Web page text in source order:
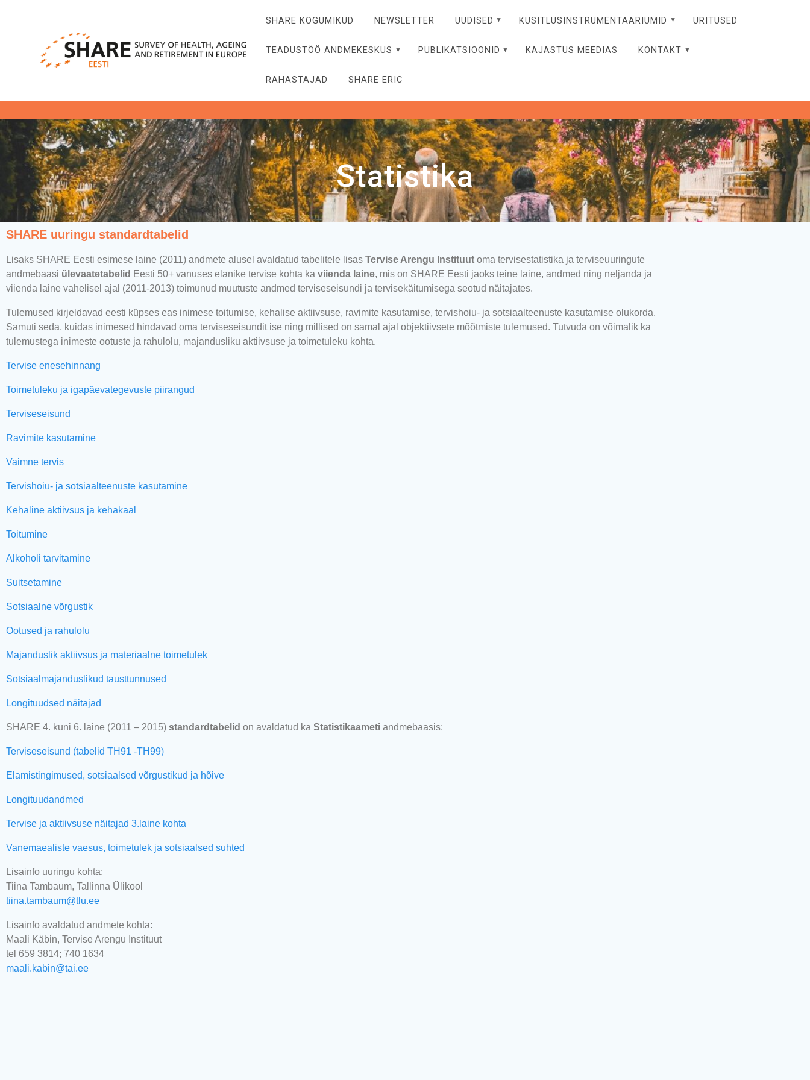
SHARE KOGUMIKUD NEWSLETTER UUDISED KÜSITLUSINSTRUMENTAARIUMID ÜRITUSED
TEADUSTÖÖ ANDMEKESKUS PUBLIKATSIOONID KAJASTUS MEEDIAS KONTAKT
RAHASTAJAD SHARE ERIC
Statistika
SHARE uuringu standardtabelid
Lisaks SHARE Eesti esimese laine (2011) andmete alusel avaldatud tabelitele lisas Tervise Arengu Instituut oma tervisestatistika ja terviseuuringute
andmebaasi ülevaatetabelid Eesti 50+ vanuses elanike tervise kohta ka viienda laine, mis on SHARE Eesti jaoks teine laine, andmed ning neljanda ja
viienda laine vahelisel ajal (2011-2013) toimunud muutuste andmed terviseseisundi ja tervisekäitumisega seotud näitajates.
Tulemused kirjeldavad eesti küpses eas inimese toitumise, kehalise aktiivsuse, ravimite kasutamise, tervishoiu- ja sotsiaalteenuste kasutamise olukorda.
Samuti seda, kuidas inimesed hindavad oma terviseseisundit ise ning millised on samal ajal objektiivsete mõõtmiste tulemused. Tutvuda on võimalik ka
tulemustega inimeste ootuste ja rahulolu, majandusliku aktiivsuse ja toimetuleku kohta.
Tervise enesehinnang
Toimetuleku ja igapäevategevuste piirangud
Terviseseisund
Ravimite kasutamine
Vaimne tervis
Tervishoiu- ja sotsiaalteenuste kasutamine
Kehaline aktiivsus ja kehakaal
Toitumine
Alkoholi tarvitamine
Suitsetamine
Sotsiaalne võrgustik
Ootused ja rahulolu
Majanduslik aktiivsus ja materiaalne toimetulek
Sotsiaalmajanduslikud tausttunnused
Longituudsed näitajad
SHARE 4. kuni 6. laine (2011 – 2015) standardtabelid on avaldatud ka Statistikaameti andmebaasis:
Terviseseisund (tabelid TH91 -TH99)
Elamistingimused, sotsiaalsed võrgustikud ja hõive
Longituudandmed
Tervise ja aktiivsuse näitajad 3.laine kohta
Vanemaealiste vaesus, toimetulek ja sotsiaalsed suhted
Lisainfo uuringu kohta:
Tiina Tambaum, Tallinna Ülikool
tiina.tambaum@tlu.ee
Lisainfo avaldatud andmete kohta:
Maali Käbin, Tervise Arengu Instituut
tel 659 3814; 740 1634
maali.kabin@tai.ee